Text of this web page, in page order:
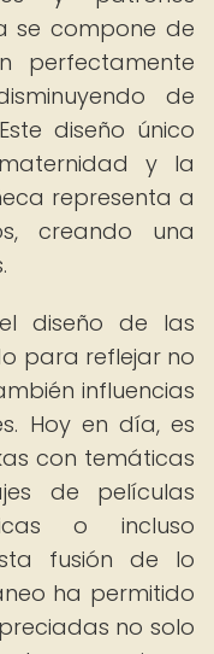
se compone de
perfectamente
de
diseño único
y la
representa a
creando una
diseño de las
para reflejar no
influencias
Hoy en día, es
con temáticas
de películas
o incluso
fusión de lo
ha permitido
no solo